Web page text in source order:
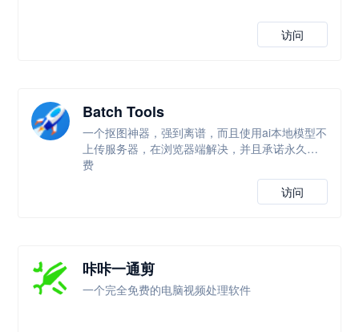
访问
Batch Tools
一个抠图神器，强到离谱，而且使用ai本地模型不
上传服务器，在浏览器端解决，并且承诺永久免
费
访问
咔咔一通剪
一个完全免费的电脑视频处理软件